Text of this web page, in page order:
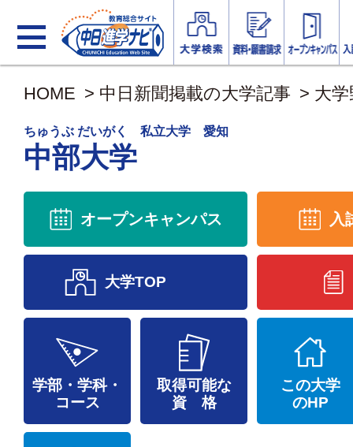
HOME > 中日新聞掲載の大学記事 > 大
ちゅうぶ だいがく 私立大学 愛知
中部大学
オープンキャンパス 入
大学TOP
学部・学科・
コース
取得可能な
資 格
この大学
のHP